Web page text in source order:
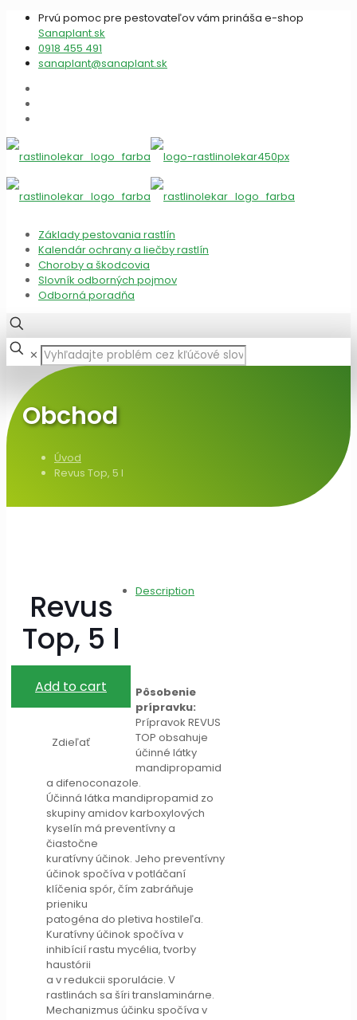
Prvú pomoc pre pestovateľov vám prináša e-shop
Sanaplant.sk
0918 455 491
sanaplant@sanaplant.sk
Základy pestovania rastlín
Kalendár ochrany a liečby rastlín
Choroby a škodcovia
Slovník odborných pojmov
Odborná poradňa
✕
Obchod
Úvod
Revus Top, 5 l
Revus
Top, 5 l
Add to cart
Zdieľať
Description
Pôsobenie
prípravku:
Prípravok REVUS
TOP obsahuje
účinné látky
mandipropamid
a difenoconazole.
Účinná látka mandipropamid zo
skupiny amidov karboxylových
kyselín má preventívny a
čiastočne
kuratívny účinok. Jeho preventívny
účinok spočíva v potláčaní
klíčenia spór, čím zabráňuje
prieniku
patogéna do pletiva hostileľa.
Kuratívny účinok spočíva v
inhibícií rastu mycélia, tvorby
haustórii
a v redukcii sporulácie. V
rastlinách sa šíri translaminárne.
Mechanizmus účinku spočíva v